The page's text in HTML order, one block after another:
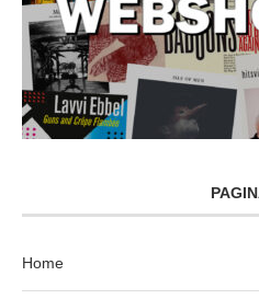
Home